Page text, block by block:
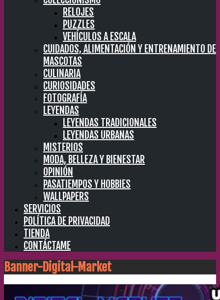
RELOJES
PUZZLES
VEHÍCULOS A ESCALA
CUIDADOS, ALIMENTACIÓN Y ENTRENAMIENTO DE
MASCOTAS
CULINARIA
CURIOSIDADES
FOTOGRAFÍA
LEYENDAS
LEYENDAS TRADICIONALES
LEYENDAS URBANAS
MISTERIOS
MODA, BELLEZA Y BIENESTAR
OPINIÓN
PASATIEMPOS Y HOBBIES
WALLPAPERS
SERVICIOS
POLÍTICA DE PRIVACIDAD
TIENDA
CONTÁCTAME
Banner-Digital-Market